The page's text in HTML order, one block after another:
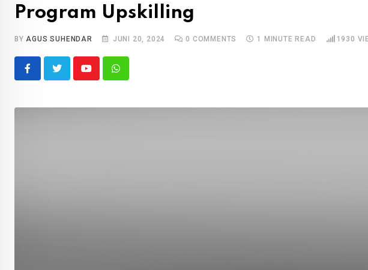
Program Upskilling
BYAGUS SUHENDAR JUNI 20, 2024 0 COMMENTS 1 MINUTE READ 1930
YoutubeWhatsapp